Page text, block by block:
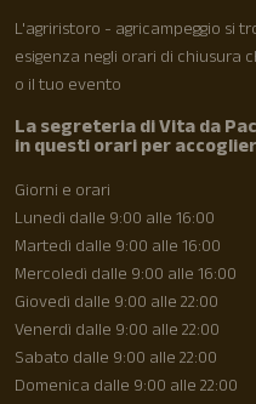
L'agriristoro - agricampeggio si
esigenza negli orari di
o il tuo evento
La segreteria di Vita da
in questi orari per
Giorni e orari
Lunedì dalle 9:00 alle 16:00
Martedì dalle 9:00 alle 16:00
Mercoledì dalle 9:00 alle 16:00
Giovedì dalle 9:00 alle 22:00
Venerdì dalle 9:00 alle 22:00
Sabato dalle 9:00 alle 22:00
Domenica dalle 9:00 alle 22:00